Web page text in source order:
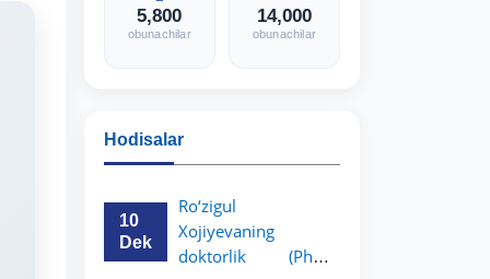
5,800
obunachilar
14,000
obunachilar
Hodisalar
10
Dek
Ro‘zigul
Xojiyevaning
doktorlik (PhD)